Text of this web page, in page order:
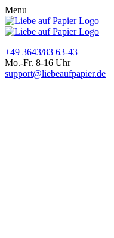
Menu
+49 3643/83 63-43
Mo.-Fr. 8-16 Uhr
support@liebeaufpapier.de